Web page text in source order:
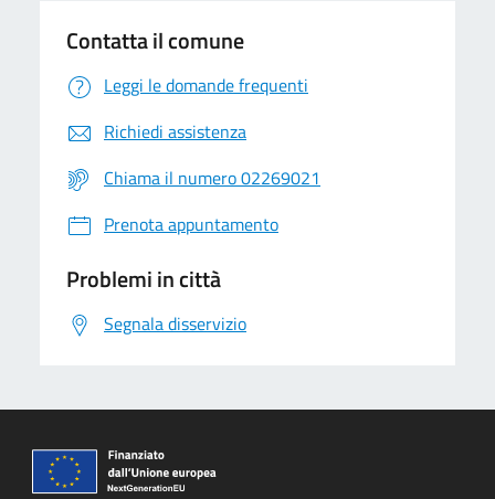
Contatta il comune
Leggi le domande frequenti
Richiedi assistenza
Chiama il numero 02269021
Prenota appuntamento
Problemi in città
Segnala disservizio